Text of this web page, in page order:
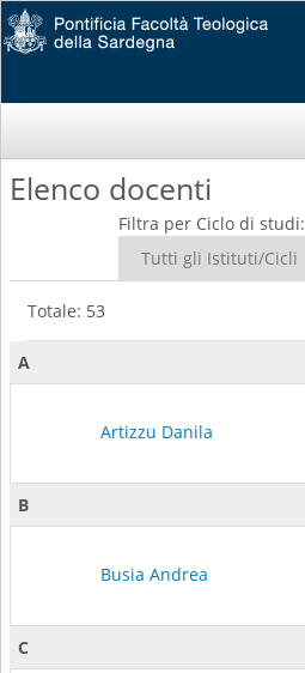
Elenco docenti
Filtra per Ciclo di studi:
Totale: 53
A
Artizzu Danila
B
Busia Andrea
C